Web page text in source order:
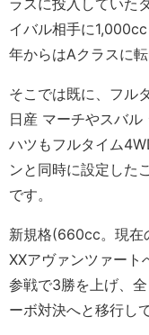
ラスに投入していた
イバル相手に
年からはAクラスに転
そこでは既に、フル
日産 マーチやスバル
ハツもフルタイム
ンと同時に設定した
です。
新規格(660cc。現在
XXアヴァンツァート
参戦で3勝を上げ、
ーボ対決へと移行し